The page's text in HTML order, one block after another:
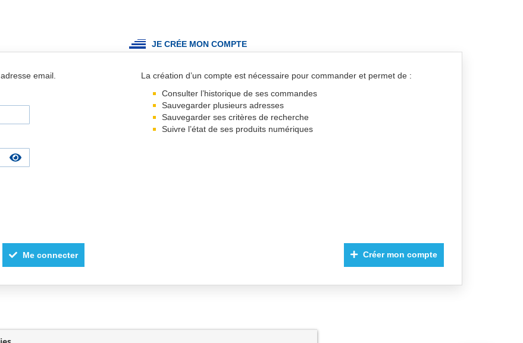
email.
Me connecter
JE CRÉE MON COMPTE
La création d’un compte est nécessaire pour commander et permet de :
Consulter l’historique de ses commandes
Sauvegarder plusieurs adresses
Sauvegarder ses critères de recherche
Suivre l’état de ses produits numériques
Créer mon compte